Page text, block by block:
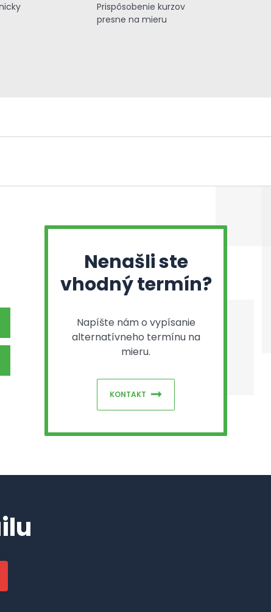
Prispôsobenie kurzov
presne na mieru
Nenašli ste
vhodný termín?
Napíšte nám o vypísanie
alternatívneho termínu na
mieru.
KONTAKT